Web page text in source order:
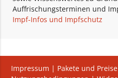
Auffrischungsterminen und
Impf-Infos und Impfschutz
Impressum | Pakete und Preise